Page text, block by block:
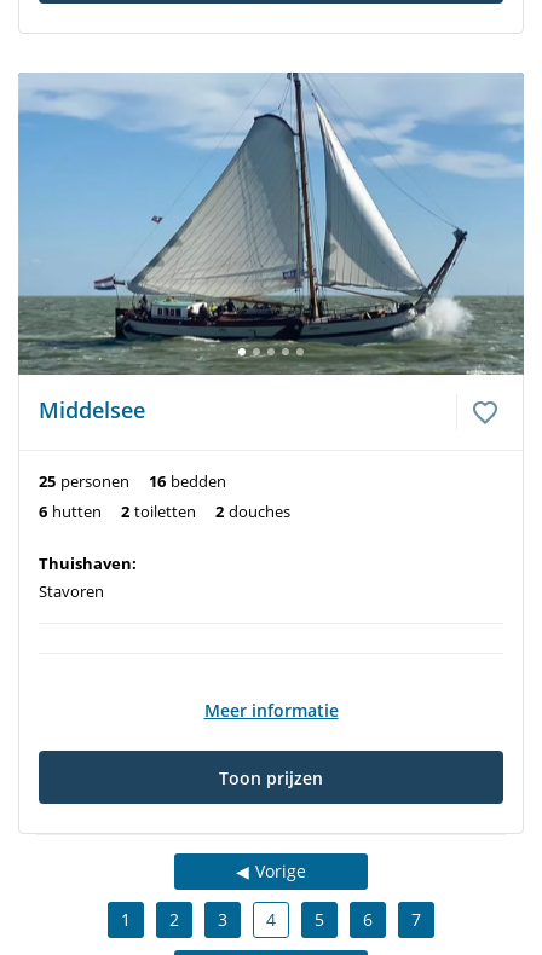
Middelsee
25 personen 16 bedden
6 hutten 2 toiletten 2 douches
Thuishaven:
Stavoren
Meer informatie
Toon prijzen
Vorige
1 2 3 4 5 6 7